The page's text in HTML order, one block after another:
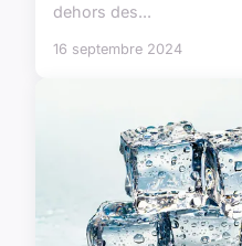
dehors des...
16 septembre 2024